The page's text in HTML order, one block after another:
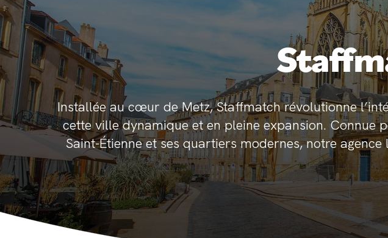
Installée au cœur de Metz, Staffmatch révolutionne
cette ville dynamique et en pleine expansion.
Saint-Étienne et ses quartiers modernes, notre
besoins du marché de l'emploi à Metz,